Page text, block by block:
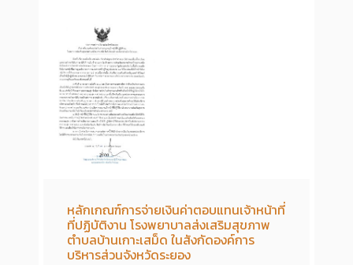
หลักเกณฑ์การจ่ายเงินค่าตอบแทนเจ้าหน้าที่
ที่ปฏิบัติงาน โรงพยาบาลส่งเสริมสุขภาพ
ตำบลบ้านเกาะเสม็ด ในสังกัดองค์การ
บริหารส่วนจังหวัดระยอง